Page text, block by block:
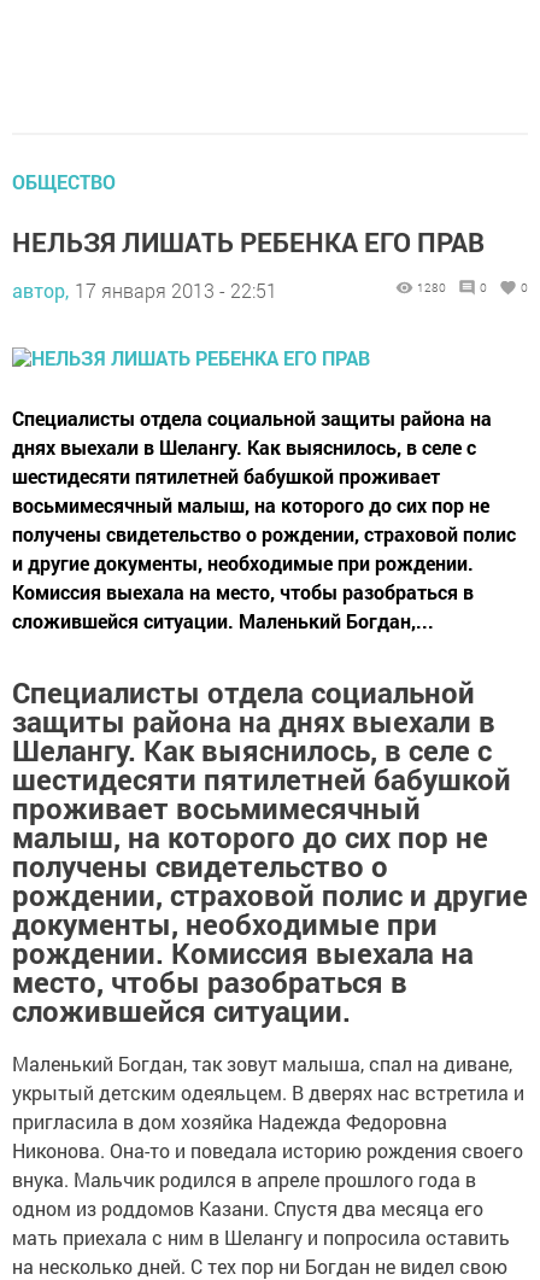
ОБЩЕСТВО
НЕЛЬЗЯ ЛИШАТЬ РЕБЕНКА ЕГО ПРАВ
автор, 17 января 2013 - 22:51 1280 0 0
Специалисты отдела социальной защиты района на
днях выехали в Шелангу. Как выяснилось, в селе с
шестидесяти пятилетней бабушкой проживает
восьмимесячный малыш, на которого до сих пор не
получены свидетельство о рождении, страховой полис
и другие документы, необходимые при рождении.
Комиссия выехала на место, чтобы разобраться в
сложившейся ситуации. Маленький Богдан,...
Специалисты отдела социальной
защиты района на днях выехали в
Шелангу. Как выяснилось, в селе с
шестидесяти пятилетней бабушкой
проживает восьмимесячный
малыш, на которого до сих пор не
получены свидетельство о
рождении, страховой полис и другие
документы, необходимые при
рождении. Комиссия выехала на
место, чтобы разобраться в
сложившейся ситуации.
Маленький Богдан, так зовут малыша, спал на диване,
укрытый детским одеяльцем. В дверях нас встретила и
пригласила в дом хозяйка Надежда Федоровна
Никонова. Она-то и поведала историю рождения своего
внука. Мальчик родился в апреле прошлого года в
одном из роддомов Казани. Спустя два месяца его
мать приехала с ним в Шелангу и попросила оставить
на несколько дней. С тех пор ни Богдан не видел свою